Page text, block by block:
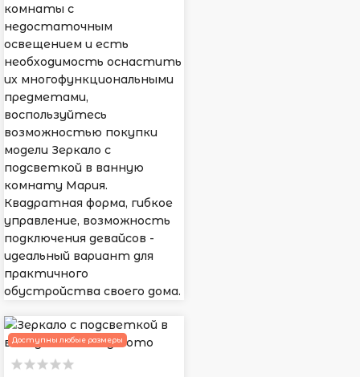
комнаты с
недостаточным
освещением и есть
необходимость оснастить
их многофункциональными
предметами,
воспользуйтесь
возможностью покупки
модели Зеркало с
подсветкой в ванную
комнату Мария.
Квадратная форма, гибкое
управление, возможность
подключения девайсов -
идеальный вариант для
практичного
обустройства своего дома.
Доступны любые размеры